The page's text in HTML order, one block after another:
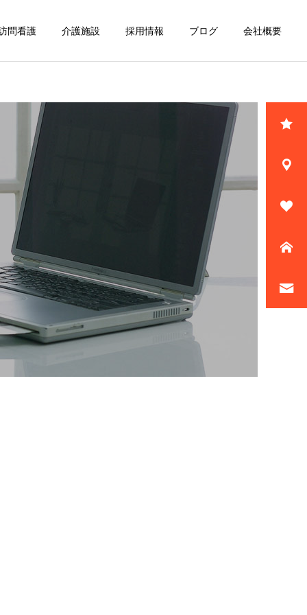
問看護 介護施設 採用情報 ブログ 会社概要
詳細を見る